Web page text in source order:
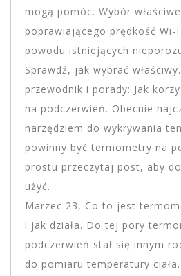
mogą pomóc. Wybór
poprawiającego prędkość Wi-
powodu istniejących
Sprawdź, jak wybrać
przewodnik i porady: Jak
na podczerwień. Obecnie
narzędziem do wykrywania
powinny być termometry na
prostu przeczytaj post, aby
użyć.
Marzec 23, Co to jest
i jak działa. Do tej pory
podczerwień stał się innym
do pomiaru temperatury